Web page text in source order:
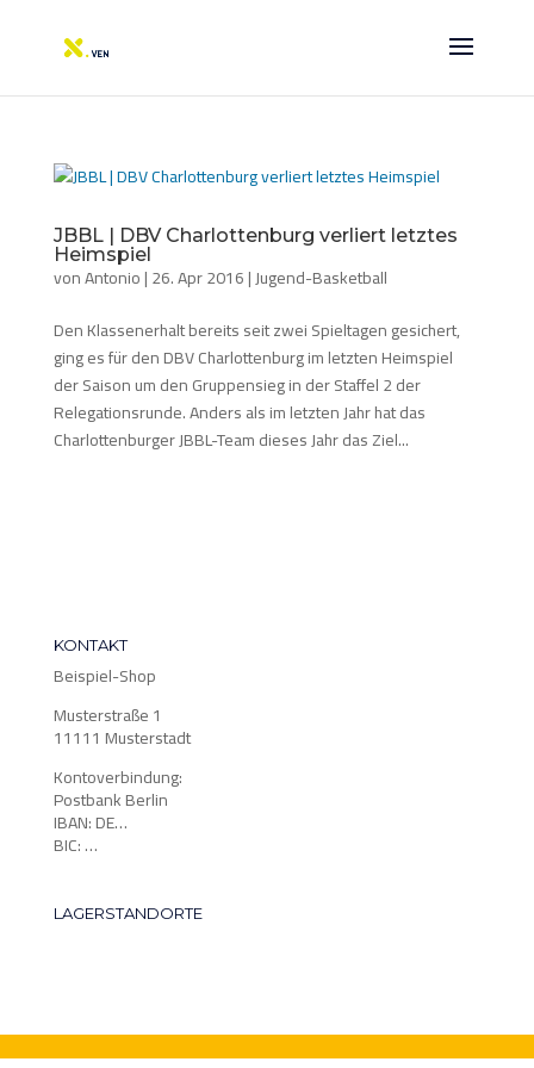
JBBL | DBV Charlottenburg verliert letztes
Heimspiel
vonAntonio|26. Apr 2016|Jugend-Basketball
Den Klassenerhalt bereits seit zwei Spieltagen gesichert,
ging es für den DBV Charlottenburg im letzten Heimspiel
der Saison um den Gruppensieg in der Staffel 2 der
Relegationsrunde. Anders als im letzten Jahr hat das
Charlottenburger JBBL-Team dieses Jahr das Ziel...
KONTAKT
Beispiel-Shop
Musterstraße 1
11111 Musterstadt
Kontoverbindung:
Postbank Berlin
IBAN: DE…
BIC: …
LAGERSTANDORTE